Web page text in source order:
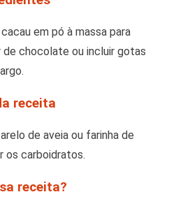
em pó à massa para
de chocolate ou incluir gotas
receita
de aveia ou farinha de
os carboidratos.
receita?